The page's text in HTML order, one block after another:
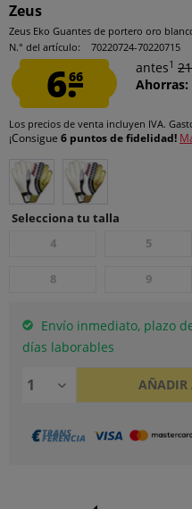
Zeus
Zeus Eko Guantes de portero oro
N.° del artículo:
70220724-70220715
6.66
antes1
Ahorras:
Los precios de venta incluyen IVA.
¡Consigue 6 puntos de fidelidad!
Selecciona tu talla
4
5
8 9
Envío inmediato, plazo
días laborables
AÑADIR